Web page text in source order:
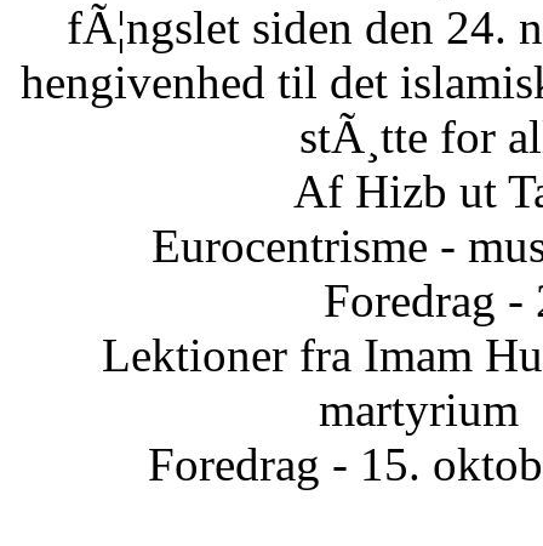
fÃ¦ngslet siden den 24.
hengivenhed til det
stÃ¸tte for
Af Hizb ut
Eurocentrisme -
Foredrag -
Lektioner fra Imam
martyrium
Foredrag - 15.